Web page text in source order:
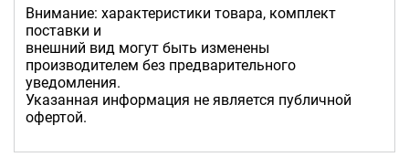
Внимание: характеристики товара, комплект
поставки и
внешний вид могут быть изменены
производителем без предварительного
уведомления.
Указанная информация не является публичной
офертой.